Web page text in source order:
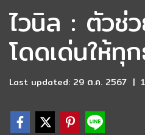
ไวนิล : ตัวช่
โดดเด่นให้ทุ
Last updated: 29 ต.ค. 2567 |